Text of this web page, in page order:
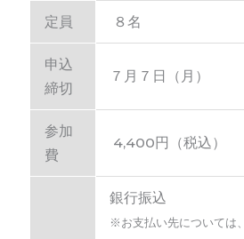
定員 ８名
申込
締切
７月７日（月）
参加
費
4,400円（税込）
銀行振込
※お支払い先については